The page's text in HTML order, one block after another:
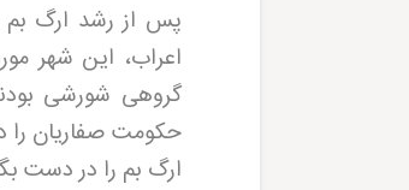
پس از رشد ارگ بم
اعراب، این شهر
گروهی شورشی
حکومت صفاریان را
ارگ بم را در دست